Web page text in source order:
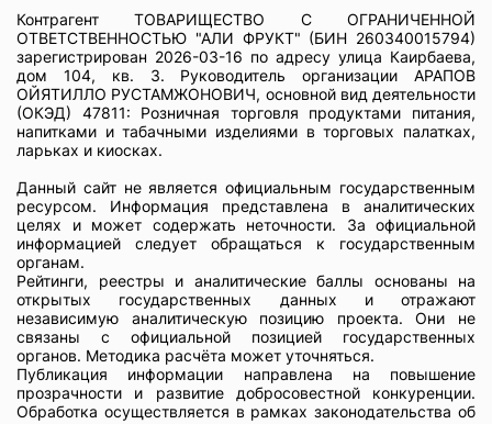
Контрагент ТОВАРИЩЕСТВО С ОГРАНИЧЕННОЙ
ОТВЕТСТВЕННОСТЬЮ "АЛИ ФРУКТ" (БИН 260340015794)
зарегистрирован 2026-03-16 по адресу улица Каирбаева,
дом 104, кв. 3. Руководитель организации АРАПОВ
ОЙЯТИЛЛО РУСТАМЖОНОВИЧ, основной вид деятельности
(ОКЭД) 47811: Розничная торговля продуктами питания,
напитками и табачными изделиями в торговых палатках,
ларьках и киосках.
Данный сайт не является официальным государственным
ресурсом. Информация представлена в аналитических
целях и может содержать неточности. За официальной
информацией следует обращаться к государственным
органам.
Рейтинги, реестры и аналитические баллы основаны на
открытых государственных данных и отражают
независимую аналитическую позицию проекта. Они не
связаны с официальной позицией государственных
органов. Методика расчёта может уточняться.
Публикация информации направлена на повышение
прозрачности и развитие добросовестной конкуренции.
Обработка осуществляется в рамках законодательства об